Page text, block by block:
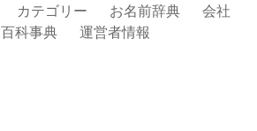
カテゴリー お名前辞典
会社
百科事典 運営者情報